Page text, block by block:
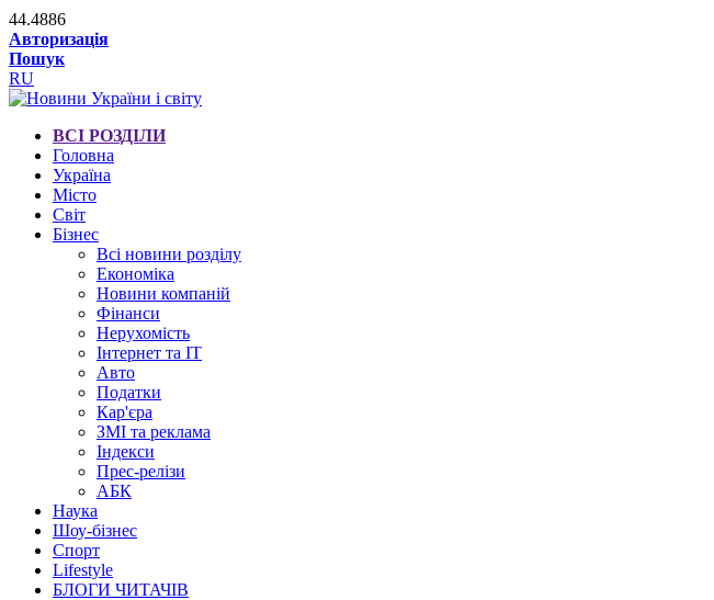
44.4886
Авторизація
Пошук
RU
ВСІ РОЗДІЛИ
Головна
Україна
Місто
Світ
Бізнес
Всі новини розділу
Економіка
Новини компаній
Фінанси
Нерухомість
Інтернет та IT
Авто
Податки
Кар'єра
ЗМІ та реклама
Індекси
Прес-релізи
АБК
Наука
Шоу-бізнес
Спорт
Lifestyle
БЛОГИ ЧИТАЧІВ